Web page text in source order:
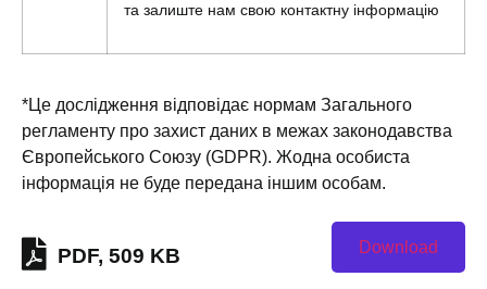
та залиште нам свою контактну інформацію
*Це дослідження відповідає нормам Загального
регламенту про захист даних в межах законодавства
Європейського Союзу (GDPR). Жодна особиста
інформація не буде передана іншим особам.
PDF, 509 KB Download